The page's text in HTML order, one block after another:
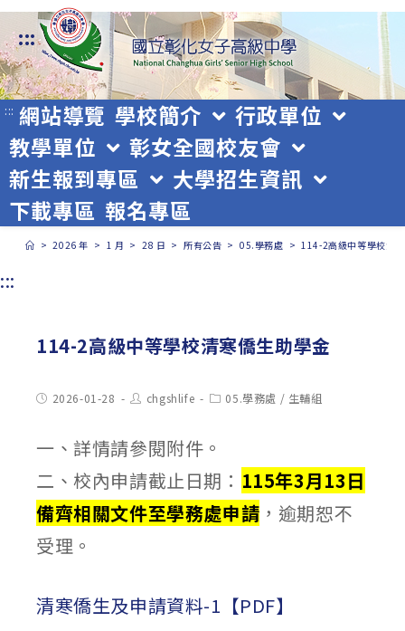
跳
轉
至
主
要
內
容
:::
::: 網站導覽 學校簡介
行政單位
教學單位
彰女全國校友會
新生報到專區
大學招生資訊
下載專區 報名專區
> 2026 年 > 1 月 > 28 日 > 所有公告 > 05.學務處 > 114-2高級中等學校清
:::
114-2高級中等學校清寒僑生助學金
Post2026-01-28
Post
author:
chgshlife
Post05.學務處 / 生輔組
一、詳情請參閱附件。
二、校內申請截止日期： 115年3月13日
備齊相關文件至學務處申請 ，逾期恕不
受理。
清寒僑生及申請資料-1【PDF】